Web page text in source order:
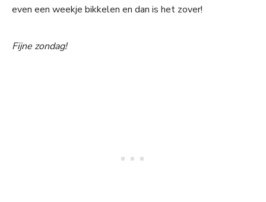
even een weekje bikkelen en dan is het zover!
Fijne zondag!